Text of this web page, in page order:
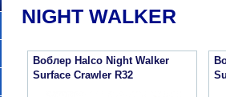
NIGHT WALKER
Воблер Halco Night Walker
Surface Crawler R32